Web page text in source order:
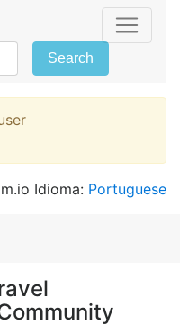
Search
Idioma: Portuguese